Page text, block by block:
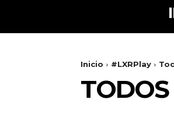
Inicio #LXRPlay